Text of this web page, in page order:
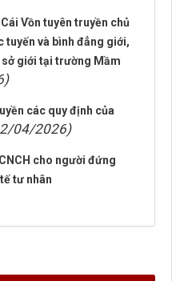
Vồn tuyên truyền chủ
tuyến và bình đẳng giới,
giới tại trường Mầm
các quy định của
04/2026)
cho người đứng
tư nhân